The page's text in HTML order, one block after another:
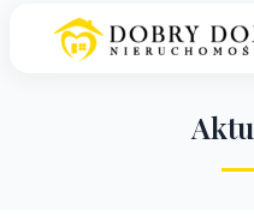
Aktu